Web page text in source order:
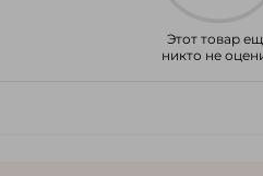
Этот товар
никто не